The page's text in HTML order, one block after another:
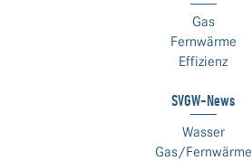
Gas
Fernwärme
Effizienz
SVGW-News
Wasser
Gas/Fernwärme